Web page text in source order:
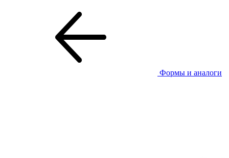
Формы и аналоги